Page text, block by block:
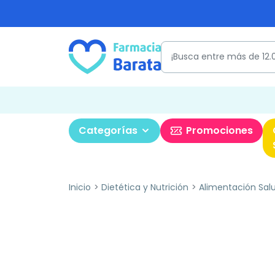
Categorías Promociones
Inicio Dietética y Nutrición Alimentación